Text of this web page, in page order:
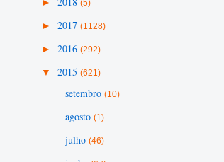
(5)
► 2017 (1128)
► 2016 (292)
▼ 2015 (621)
setembro (10)
agosto (1)
julho (46)